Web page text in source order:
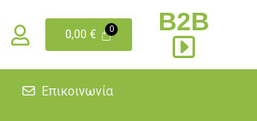
0,00€ B2B
Επικοινωνία